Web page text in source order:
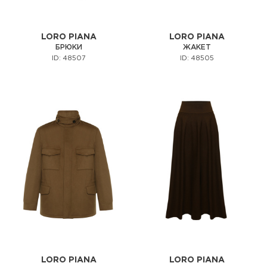
LORO PIANA
БРЮКИ
ID: 48507
LORO PIANA
ЖАКЕТ
ID: 48505
LORO PIANA LORO PIANA